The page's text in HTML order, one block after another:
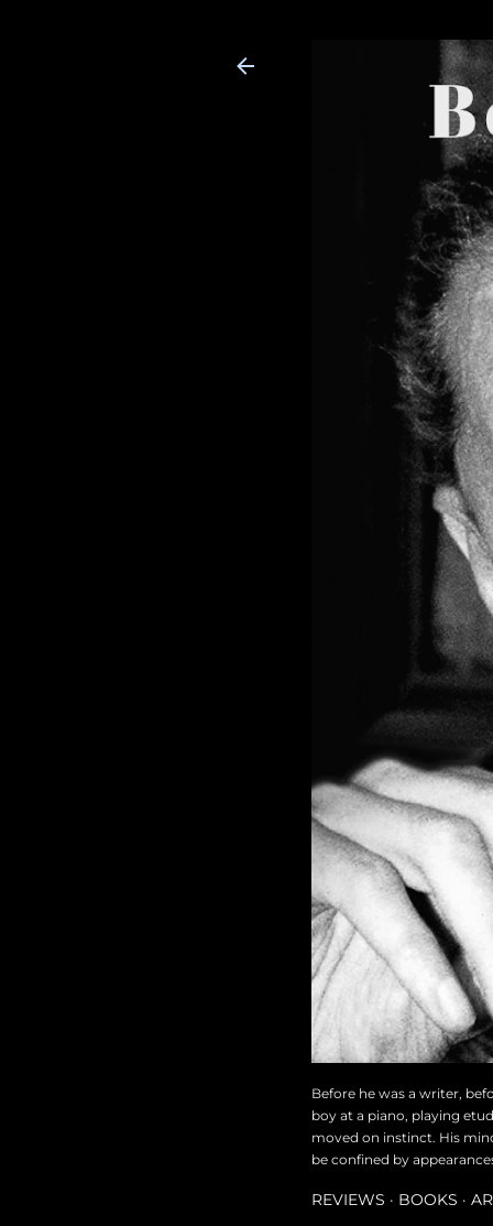
Before he was a writer,
boy at a piano, playing
moved on instinct. His
be confined by
REVIEWS BOOKS